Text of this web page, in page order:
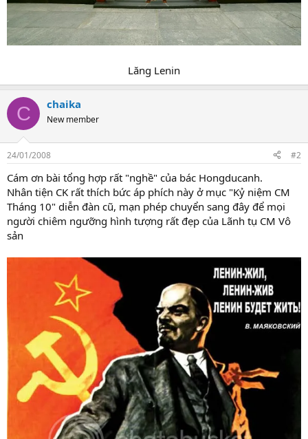
Lăng Lenin​
C chaika
New member
24/01/2008 #2
Cám ơn bài tổng hợp rất "nghề" của bác Hongducanh.
Nhân tiện CK rất thích bức áp phích này ở mục "Kỷ niệm CM
Tháng 10" diễn đàn cũ, mạn phép chuyển sang đây để mọi
người chiêm ngưỡng hình tượng rất đẹp của Lãnh tụ CM Vô
sản